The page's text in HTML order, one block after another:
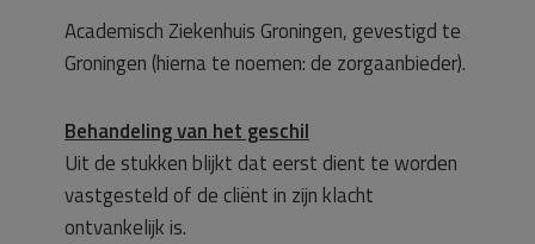
Academisch Ziekenhuis Groningen, gevestigd te
Groningen (hierna te noemen: de zorgaanbieder).
Behandeling van het geschil
Uit de stukken blijkt dat eerst dient te worden
vastgesteld of de cliënt in zijn klacht
ontvankelijk is.